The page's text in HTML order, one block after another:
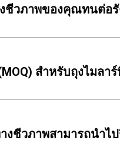
ชีวภาพของคุณทนต่อ
สำหรับถุงไมลา
งชีวภาพสามารถนำ